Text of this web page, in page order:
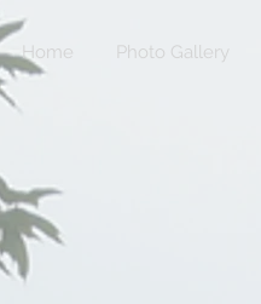
Home Photo Gallery